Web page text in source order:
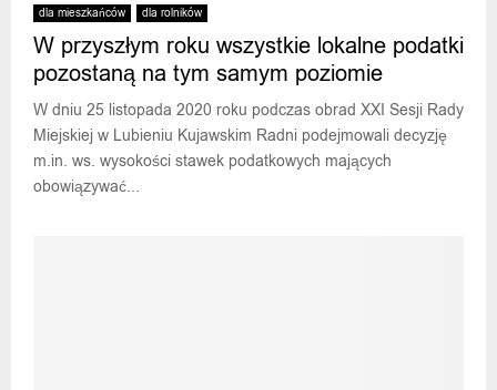
dla mieszkańców dla rolników
W przyszłym roku wszystkie lokalne podatki
pozostaną na tym samym poziomie
W dniu 25 listopada 2020 roku podczas obrad XXI Sesji Rady
Miejskiej w Lubieniu Kujawskim Radni podejmowali decyzję
m.in. ws. wysokości stawek podatkowych mających
obowiązywać...